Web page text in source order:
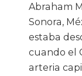
Abraham
Sonora,
estaba
cuando el
arteria